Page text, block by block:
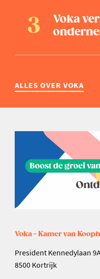
Voka
ALLES OVER VOKA
Voka - Kamer van
President Kennedylaan
8500 Kortrijk